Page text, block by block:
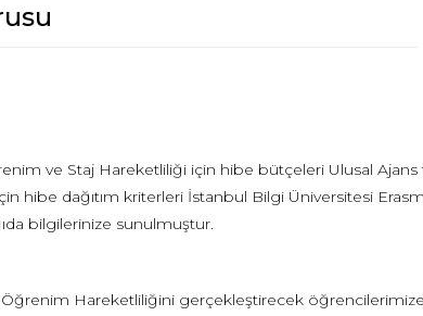
ve Staj Hareketliliği için hibe bütçeleri Ulusal Ajans
hibe dağıtım kriterleri İstanbul Bilgi Üniversitesi
bilgilerinize sunulmuştur.
Öğrenim Hareketliliğini gerçekleştirecek